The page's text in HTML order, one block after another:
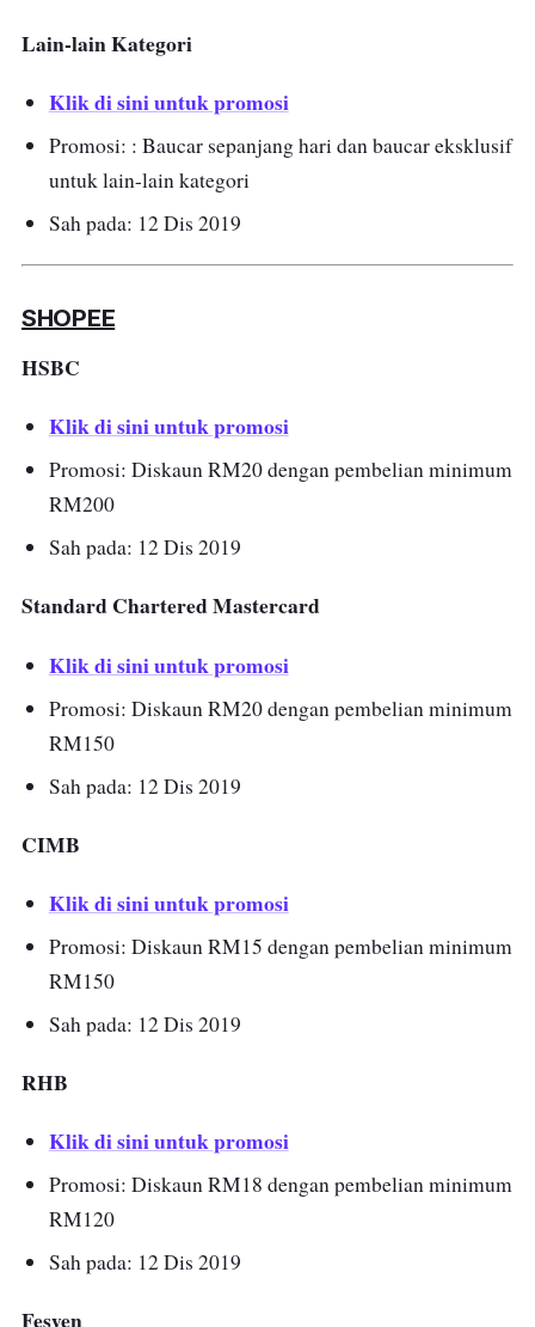
Lain-lain Kategori
Klik di sini untuk promosi
Promosi: : Baucar sepanjang hari dan baucar eksklusif
untuk lain-lain kategori
Sah pada: 12 Dis 2019
SHOPEE
HSBC
Klik di sini untuk promosi
Promosi: Diskaun RM20 dengan pembelian minimum
RM200
Sah pada: 12 Dis 2019
Standard Chartered Mastercard
Klik di sini untuk promosi
Promosi: Diskaun RM20 dengan pembelian minimum
RM150
Sah pada: 12 Dis 2019
CIMB
Klik di sini untuk promosi
Promosi: Diskaun RM15 dengan pembelian minimum
RM150
Sah pada: 12 Dis 2019
RHB
Klik di sini untuk promosi
Promosi: Diskaun RM18 dengan pembelian minimum
RM120
Sah pada: 12 Dis 2019
Fesyen